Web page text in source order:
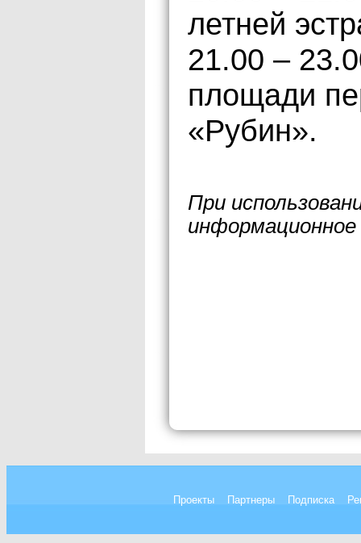
летней
21.00 –
площади
«Рубин».
При
Проекты Партнеры Подписка